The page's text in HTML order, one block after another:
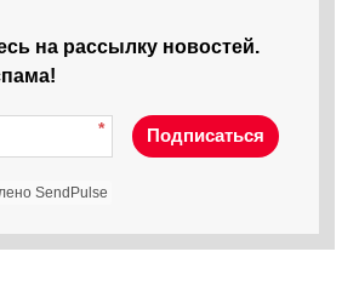
на рассылку новостей.
* Подписаться
SendPulse